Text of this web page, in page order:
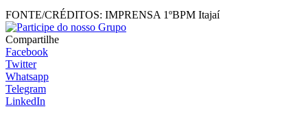
FONTE/CRÉDITOS: IMPRENSA 1ºBPM Itajaí
Compartilhe
Facebook
Twitter
Whatsapp
Telegram
LinkedIn